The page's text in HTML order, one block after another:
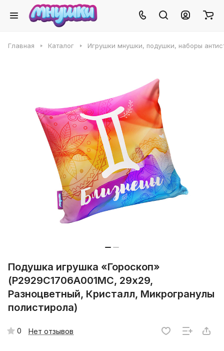
Главная Каталог Игрушки мнушки, подушки, наборы
Подушка игрушка «Гороскоп»
(P2929C1706A001MC, 29х29,
Разноцветный, Кристалл, Микрогранулы
полистирола)
0 Нет отзывов